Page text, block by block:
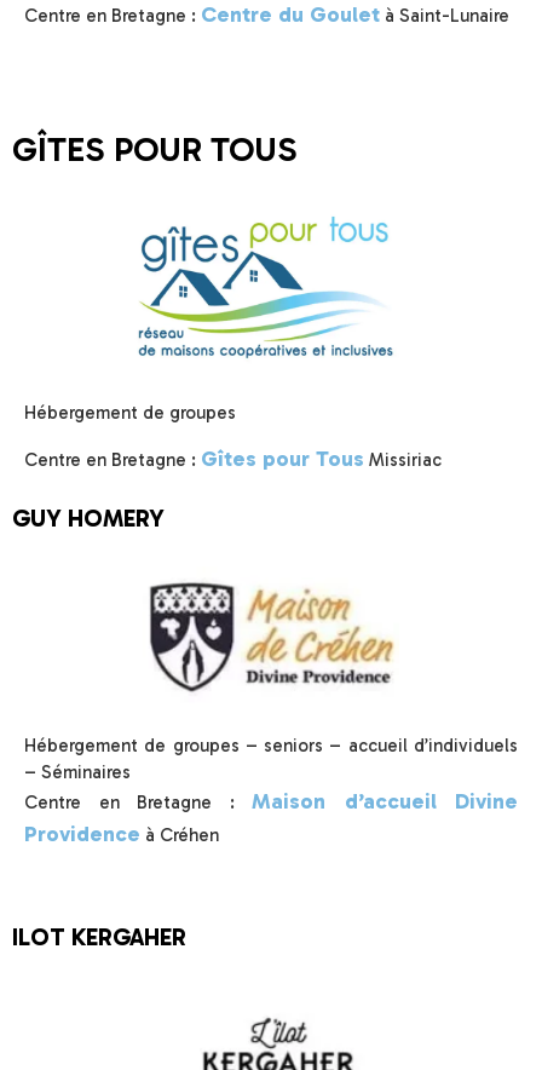
Centre en Bretagne : Centre du Goulet à Saint-Lunaire
GÎTES POUR TOUS
Hébergement de groupes
Centre en Bretagne : Gîtes pour Tous Missiriac
GUY HOMERY
Hébergement de groupes – seniors – accueil d’individuels
– Séminaires
Centre en Bretagne : Maison d’accueil Divine
Providence à Créhen
ILOT KERGAHER